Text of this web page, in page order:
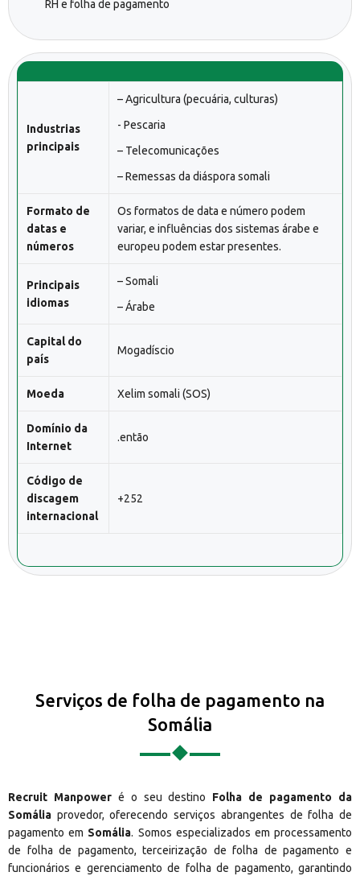
RH e folha de pagamento
Industrias
principais
– Agricultura (pecuária, culturas)
- Pescaria
– Telecomunicações
– Remessas da diáspora somali
Formato de
datas e
números
Os formatos de data e número podem
variar, e influências dos sistemas árabe e
europeu podem estar presentes.
Principais
idiomas
– Somali
– Árabe
Capital do
país
Mogadíscio
Moeda Xelim somali (SOS)
Domínio da
Internet
.então
Código de
discagem
internacional
+252
Serviços de folha de pagamento na
Somália
Recruit Manpoweré o seu destino Folha de pagamento da
Somália provedor, oferecendo serviços abrangentes de folha de
pagamento em Somália. Somos especializados em processamento
de folha de pagamento, terceirização de folha de pagamento e
funcionários e gerenciamento de folha de pagamento, garantindo